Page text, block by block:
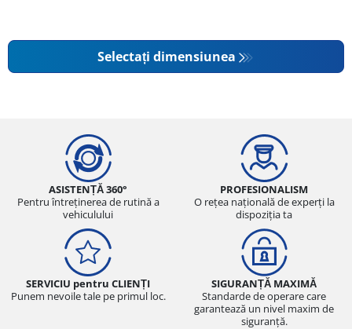
Selectați dimensiunea
ASISTENȚĂ 360°
Pentru întreținerea de rutină a
vehiculului
PROFESIONALISM
O rețea națională de experți la
dispoziția ta
SERVICIU pentru CLIENȚI
Punem nevoile tale pe primul loc.
SIGURANȚĂ MAXIMĂ
Standarde de operare care
garantează un nivel maxim de
siguranță.